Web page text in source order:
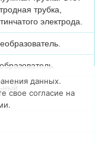
трубка,
электрода.
данных.
свое согласие на